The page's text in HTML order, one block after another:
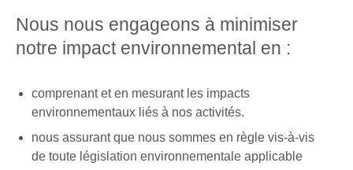
Nous nous engageons à minimiser
notre impact environnemental en :
comprenant et en mesurant les impacts
environnementaux liés à nos activités.
nous assurant que nous sommes en règle vis-à-vis
de toute législation environnementale applicable